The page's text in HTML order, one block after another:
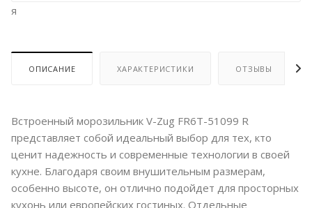
я
ОПИСАНИЕ ХАРАКТЕРИСТИКИ ОТЗЫВЫ
Встроенный морозильник V-Zug FR6T-51099 R
представляет собой идеальный выбор для тех, кто
ценит надежность и современные технологии в своей
кухне. Благодаря своим внушительным размерам,
особенно высоте, он отлично подойдет для просторных
кухонь или европейских гостиных. Отдельные